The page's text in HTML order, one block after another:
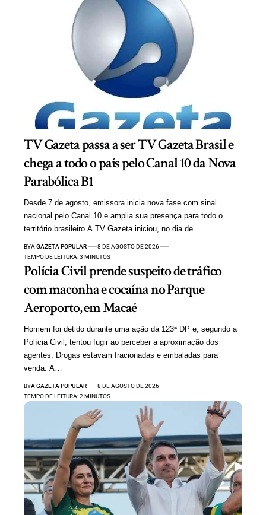
TV Gazeta passa a ser TV Gazeta Brasil e
chega a todo o país pelo Canal 10 da Nova
Parabólica B1
Desde 7 de agosto, emissora inicia nova fase com sinal
nacional pelo Canal 10 e amplia sua presença para todo o
território brasileiro A TV Gazeta iniciou, no dia de…
BYA GAZETA POPULAR
8 DE AGOSTO DE 2026
TEMPO DE LEITURA: 3 MINUTOS
Polícia Civil prende suspeito de tráfico
com maconha e cocaína no Parque
Aeroporto, em Macaé
Homem foi detido durante uma ação da 123ª DP e, segundo a
Polícia Civil, tentou fugir ao perceber a aproximação dos
agentes. Drogas estavam fracionadas e embaladas para
venda. A…
BYA GAZETA POPULAR
8 DE AGOSTO DE 2026
TEMPO DE LEITURA: 2 MINUTOS